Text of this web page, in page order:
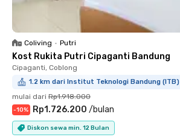
Coliving • Putri
Kost Rukita Putri Cipaganti Bandung
Cipaganti, Coblong
1.2 km dari Institut Teknologi Bandung (ITB)
mulai dari Rp1.918.000
-10% Rp1.726.200 /bulan
Diskon sewa min. 12 Bulan